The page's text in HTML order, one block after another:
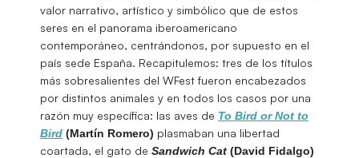
valor narrativo, artístico y simbólico que de estos
seres en el panorama iberoamericano
contemporáneo, centrándonos, por supuesto en el
país sede España. Recapitulemos: tres de los títulos
más sobresalientes del WFest fueron encabezados
por distintos animales y en todos los casos por una
razón muy específica: las aves de To Bird or Not to
Bird (Martín Romero) plasmaban una libertad
coartada, el gato de Sandwich Cat (David Fidalgo)